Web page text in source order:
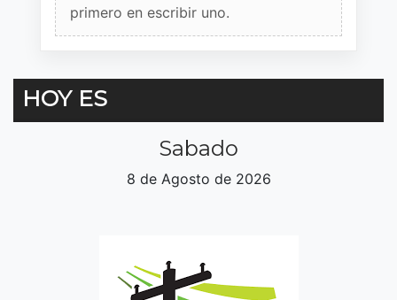
primero en escribir uno.
HOY ES
Sabado
8 de Agosto de 2026